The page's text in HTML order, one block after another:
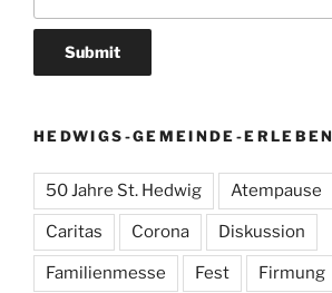
HEDWIGS-GEMEINDE-ERLEBEN
50 Jahre St. Hedwig Atempause
Caritas Corona Diskussion
Familienmesse Fest Firmung